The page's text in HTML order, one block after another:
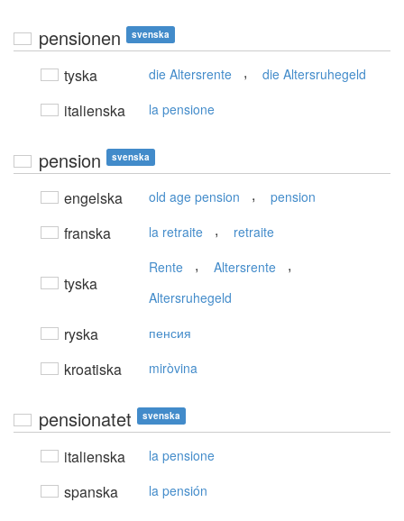
pensionen svenska
tyska die Altersrente , die Altersruhegeld
italienska la pensione
pension svenska
engelska old age pension , pension
franska la retraite , retraite
tyska
Rente , Altersrente ,
Altersruhegeld
ryska пенсия
kroatiska miròvina
pensionatet svenska
italienska la pensione
spanska la pensión